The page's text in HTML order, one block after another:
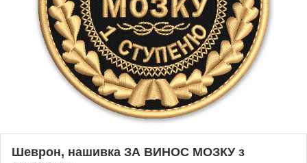
Шеврон, нашивка ЗА ВИНОС МОЗКУ з